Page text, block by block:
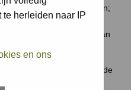
herleiden naar IP
en ons
verborgen schatten;
Groene Camera of een van
of België? Dan past de